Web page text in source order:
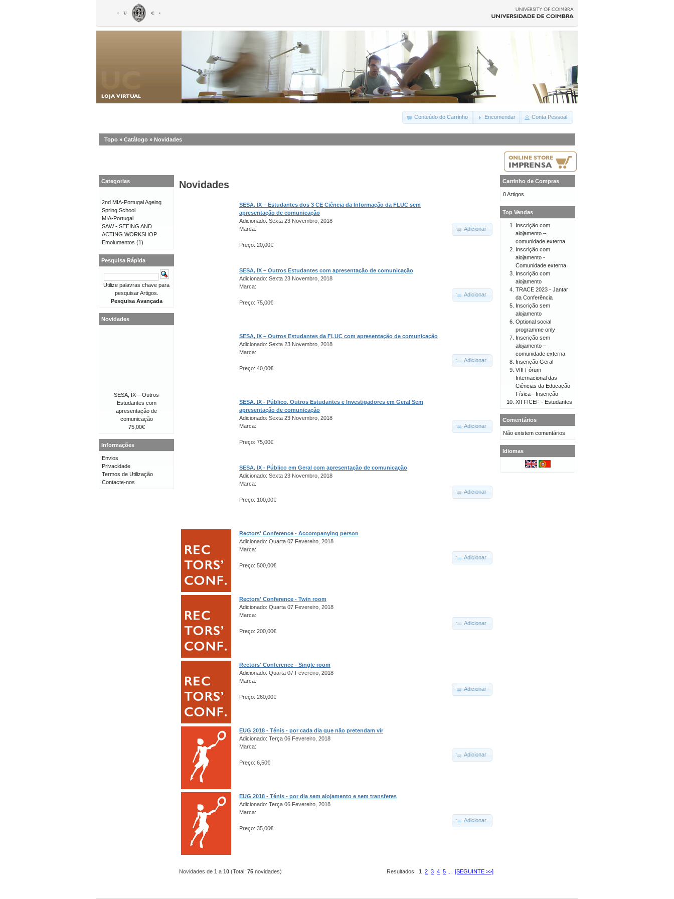
Conteúdo do Carrinho Encomendar Conta Pessoal
Topo » Catálogo » Novidades
Novidades
SESA, IX – Estudantes dos 3 CE Ciência da Informação da FLUC sem
apresentação de comunicação
Adicionado: Sexta 23 Novembro, 2018
Marca:
Preço: 20,00€
Adicionar
SESA, IX – Outros Estudantes com apresentação de comunicação
Adicionado: Sexta 23 Novembro, 2018
Marca:
Preço: 75,00€
Adicionar
SESA, IX – Outros Estudantes da FLUC com apresentação de comunicação
Adicionado: Sexta 23 Novembro, 2018
Marca:
Preço: 40,00€
Adicionar
SESA, IX - Público, Outros Estudantes e Investigadores em Geral Sem
apresentação de comunicação
Adicionado: Sexta 23 Novembro, 2018
Marca:
Preço: 75,00€
Adicionar
SESA, IX - Público em Geral com apresentação de comunicação
Adicionado: Sexta 23 Novembro, 2018
Marca:
Preço: 100,00€
Adicionar
Rectors' Conference - Accompanying person
Adicionado: Quarta 07 Fevereiro, 2018
Marca:
Preço: 500,00€
Adicionar
Rectors' Conference - Twin room
Adicionado: Quarta 07 Fevereiro, 2018
Marca:
Preço: 200,00€
Adicionar
Rectors' Conference - Single room
Adicionado: Quarta 07 Fevereiro, 2018
Marca:
Preço: 260,00€
Adicionar
EUG 2018 - Ténis - por cada dia que não pretendam vir
Adicionado: Terça 06 Fevereiro, 2018
Marca:
Preço: 6,50€
Adicionar
EUG 2018 - Ténis - por dia sem alojamento e sem transferes
Adicionado: Terça 06 Fevereiro, 2018
Marca:
Preço: 35,00€
Adicionar
Resultados: 1 2 3 4 5 [SEGUINTE >>]
Novidades de 1 a 10 (Total: 75 novidades)
Categorias
2nd MIA-Portugal Ageing
Spring School
MIA-Portugal
SAW - SEEING AND
ACTING WORKSHOP
Emolumentos (1)
Pesquisa Rápida
Utilize palavras chave para
pesquisar Artigos.
Pesquisa Avançada
Novidades
SESA, IX – Outros
Estudantes com
apresentação de
comunicação
75,00€
Informações
Envios
Privacidade
Termos de Utilização
Contacte-nos
Carrinho de Compras
0 Artigos
Top Vendas
Inscrição com
alojamento –
comunidade externa
Inscrição com
alojamento -
Comunidade externa
Inscrição com
alojamento
TRACE 2023 - Jantar
da Conferência
Inscrição sem
alojamento
Optional social
programme only
Inscrição sem
alojamento –
comunidade externa
Inscrição Geral
VIII Fórum
Internacional das
Ciências da Educação
Física - Inscrição
XII FICEF - Estudantes
Comentários
Não existem comentários
Idiomas